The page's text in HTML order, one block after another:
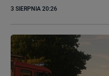
3 SIERPNIA 20:26